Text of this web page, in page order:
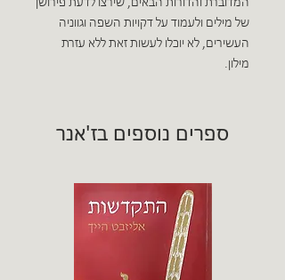
המדוברת והדורות הבאים, שירצו לדעת פירושן
של מילים ולעמוד על דקויות השפה וגווניה
העשירים, לא יוכלו לעשות זאת ללא עזרת
מילון.
ספרים נוספים בז'אנר